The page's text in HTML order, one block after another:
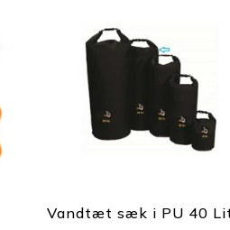
Vandtæt sæk i PU 40